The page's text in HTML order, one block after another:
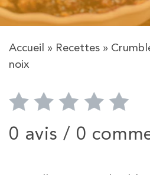
Accueil » Recettes »
noix
0 avis / 0